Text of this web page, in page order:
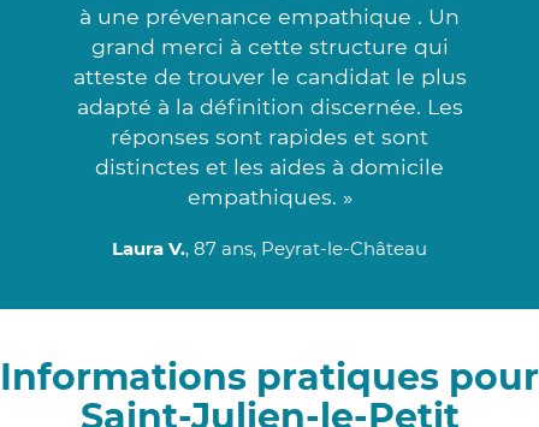
à une prévenance empathique . Un
grand merci à cette structure qui
atteste de trouver le candidat le plus
adapté à la définition discernée. Les
réponses sont rapides et sont
distinctes et les aides à domicile
empathiques. »
Laura V., 87 ans, Peyrat-le-Château
Informations pratiques pour
Saint-Julien-le-Petit